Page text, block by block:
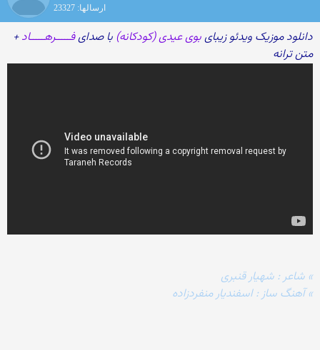
ارسالها: 23327
دانلود موزیک ویدئو زیبایبوی عیدی (کودکانه) با صدایفـــــرهـــــاد+
متن ترانه
» شاعر : شهیار قنبری
» آهنگ ساز : اسفندیار منفردزاده